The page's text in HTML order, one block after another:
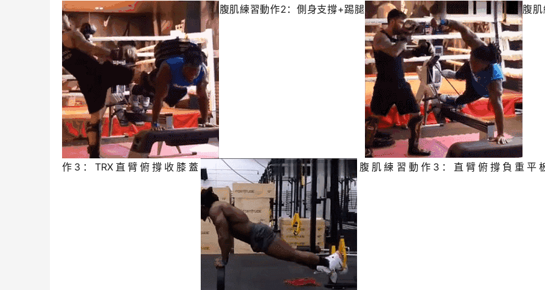
腹肌練習動作2：側身支撐+踢腿
腹肌
作3：TRX直臂俯撐收膝蓋 腹肌練習動作3：直臂俯撐負重平